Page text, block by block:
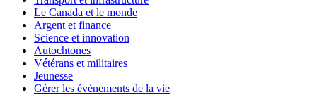
Le Canada et le monde
Argent et finance
Science et innovation
Autochtones
Vétérans et militaires
Jeunesse
Gérer les événements de la vie